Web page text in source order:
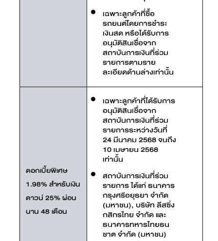
เฉพาะลูกค้าที่ซื้อ
รถยนต์โดยการชำระ
เงินสด หรือได้รับการ
อนุมัติสินเชื่อจาก
สถาบันการเงินที่ร่วม
รายการตามราย
ละเอียดด้านล่างเท่านั้น
ดอกเบี้ยพิเศษ
1.98% สำหรับเงิน
ดาวน์ 25% ผ่อน
นาน 48 เดือน
เฉพาะลูกค้าที่ได้รับการ
อนุมัติสินเชื่อจาก
สถาบันการเงินที่ร่วม
รายการระหว่างวันที่
24 มีนาคม 2568 จนถึง
10 เมษายน 2568
เท่านั้น
สถาบันการเงินที่ร่วม
รายการ ได้แก่ ธนาคาร
กรุงศรีอยุธยา จำกัด
(มหาชน), บริษัท ลีสซิ่ง
กสิกรไทย จำกัด และ
ธนาคารทหารไทยธน
ชาต จํากัด (มหาชน)